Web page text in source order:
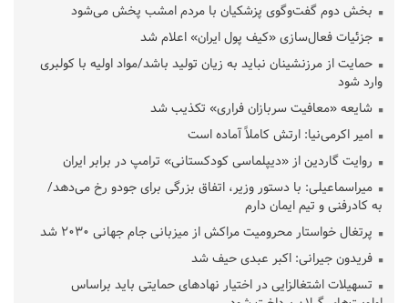
بخش دوم گفت‌وگوی پزشکیان با مردم امشب پخش می‌شود
جزئیات فعال‌سازی «کیف پول ایران» اعلام شد
حمایت از مرزنشینان نباید به زیان تولید باشد/مواد اولیه با کولبری
وارد شود
شایعه «معافیت سربازان فراری» تکذیب شد
امیر اکرمی‌نیا: ارتش کاملاً آماده است
روایت گاردین از «دیپلماسی کودکستانی» ترامپ در برابر ایران
میراسماعیلی: با دستور وزیر، اتفاق بزرگی برای جودو رخ می‌دهد/
به کادرفنی و تیم ایمان دارم
پرتغال خواستار محرومیت مراکش از میزبانی جام جهانی ۲۰۳۰ شد
فریدون جیرانی: اکبر عبدی حیف شد
تسهیلات اشتغالزایی در اختیار نهادهای حمایتی باید براساس